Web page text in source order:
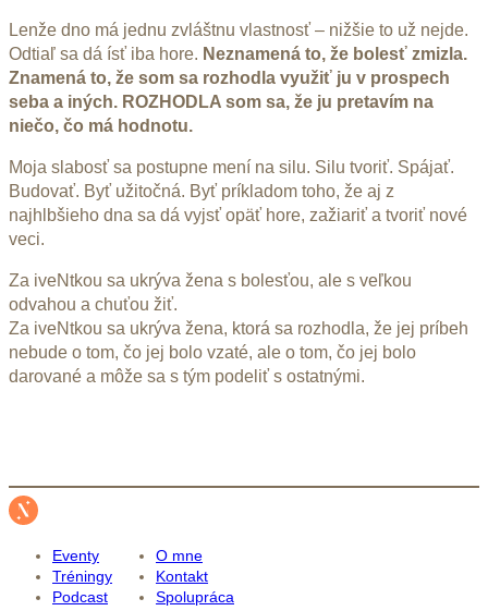
Lenže dno má jednu zvláštnu vlastnosť – nižšie to už nejde.
Odtiaľ sa dá ísť iba hore. Neznamená to, že bolesť zmizla.
Znamená to, že som sa rozhodla využiť ju v prospech
seba a iných. ROZHODLA som sa, že ju pretavím na
niečo, čo má hodnotu.
Moja slabosť sa postupne mení na silu. Silu tvoriť. Spájať.
Budovať. Byť užitočná. Byť príkladom toho, že aj z
najhlbšieho dna sa dá vyjsť opäť hore, zažiariť a tvoriť nové
veci.
Za iveNtkou sa ukrýva žena s bolesťou, ale s veľkou
odvahou a chuťou žiť.
Za iveNtkou sa ukrýva žena, ktorá sa rozhodla, že jej príbeh
nebude o tom, čo jej bolo vzaté, ale o tom, čo jej bolo
darované a môže sa s tým podeliť s ostatnými.
Eventy
Tréningy
Podcast
O mne
Kontakt
Spolupráca